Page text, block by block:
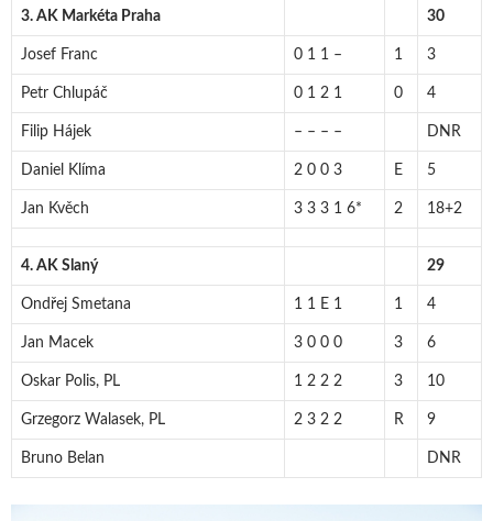
3. AK Markéta Praha 30
Josef Franc 0 1 1 – 1 3
Petr Chlupáč 0 1 2 1 0 4
Filip Hájek – – – – DNR
Daniel Klíma 2 0 0 3 E 5
Jan Kvěch 3 3 3 1 6* 2 18+2
4. AK Slaný 29
Ondřej Smetana 1 1 E 1 1 4
Jan Macek 3 0 0 0 3 6
Oskar Polis, PL 1 2 2 2 3 10
Grzegorz Walasek, PL 2 3 2 2 R 9
Bruno Belan DNR